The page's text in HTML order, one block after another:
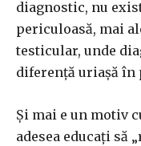
diagnostic, nu
periculoasă, mai
testicular, unde
diferență uriașă în
Și mai e un motiv
adesea educați să